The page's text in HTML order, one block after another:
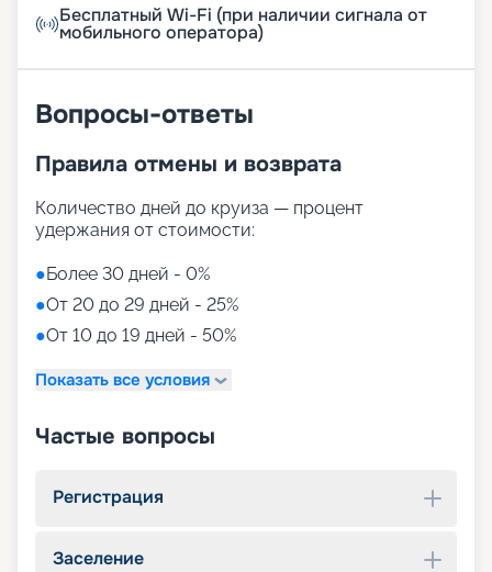
Бесплатный Wi-Fi (при наличии сигнала от
мобильного оператора)
Вопросы-ответы
Правила отмены и возврата
Количество дней до круиза — процент
удержания от стоимости:
●Более 30 дней - 0%
●От 20 до 29 дней - 25%
●От 10 до 19 дней - 50%
Показать все условия
Частые вопросы
Регистрация
Заселение